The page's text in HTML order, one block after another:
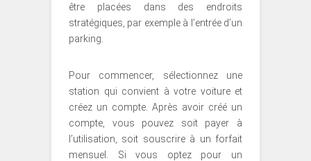
être placées dans des endroits
stratégiques, par exemple à l’entrée d’un
parking.
Pour commencer, sélectionnez une
station qui convient à votre voiture et
créez un compte. Après avoir créé un
compte, vous pouvez soit payer à
l’utilisation, soit souscrire à un forfait
mensuel. Si vous optez pour un